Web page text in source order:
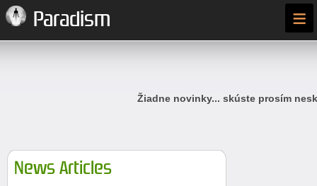
Paradism ≡
Žiadne novinky... skúste prosím
News Articles